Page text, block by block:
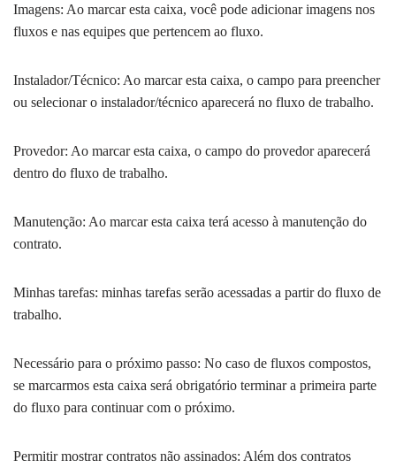
Imagens: Ao marcar esta caixa, você pode adicionar imagens nos
fluxos e nas equipes que pertencem ao fluxo.
Instalador/Técnico: Ao marcar esta caixa, o campo para preencher
ou selecionar o instalador/técnico aparecerá no fluxo de trabalho.
Provedor: Ao marcar esta caixa, o campo do provedor aparecerá
dentro do fluxo de trabalho.
Manutenção: Ao marcar esta caixa terá acesso à manutenção do
contrato.
Minhas tarefas: minhas tarefas serão acessadas a partir do fluxo de
trabalho.
Necessário para o próximo passo: No caso de fluxos compostos,
se marcarmos esta caixa será obrigatório terminar a primeira parte
do fluxo para continuar com o próximo.
Permitir mostrar contratos não assinados: Além dos contratos